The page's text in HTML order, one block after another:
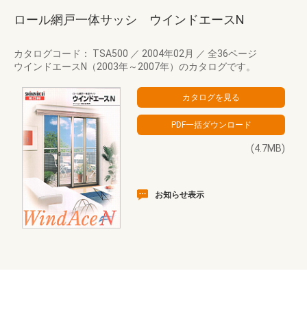
ロール網戸一体サッシ ウインドエースN
カタログコード： TSA500 ／ 2004年02月 ／ 全36ページ
ウインドエースN（2003年～2007年）のカタログです。
(4.7MB)
お知らせ表示